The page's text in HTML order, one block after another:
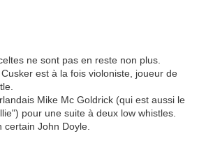
ne sont pas en reste non plus.
est à la fois violoniste, joueur de
Mike Mc Goldrick (qui est aussi le
pour une suite à deux low whistles.
John Doyle.